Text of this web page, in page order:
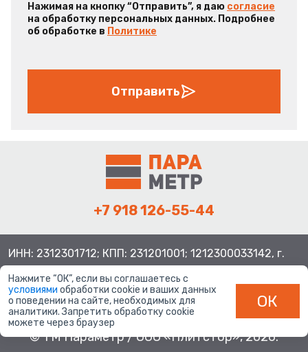
Нажимая на кнопку “Отправить”, я даю согласие
на обработку персональных данных. Подробнее
об обработке в Политике
Отправить
+7 918 126-55-44
ИНН: 2312301712; КПП: 231201001; 1212300033142, г.
© ТМ Параметр / ООО «Плитстор», 2026.
Нажмите “ОК”, если вы соглашаетесь с
условиями обработки cookie и ваших данных
о поведении на сайте, необходимых для
аналитики. Запретить обработку cookie
можете через браузер
ОК